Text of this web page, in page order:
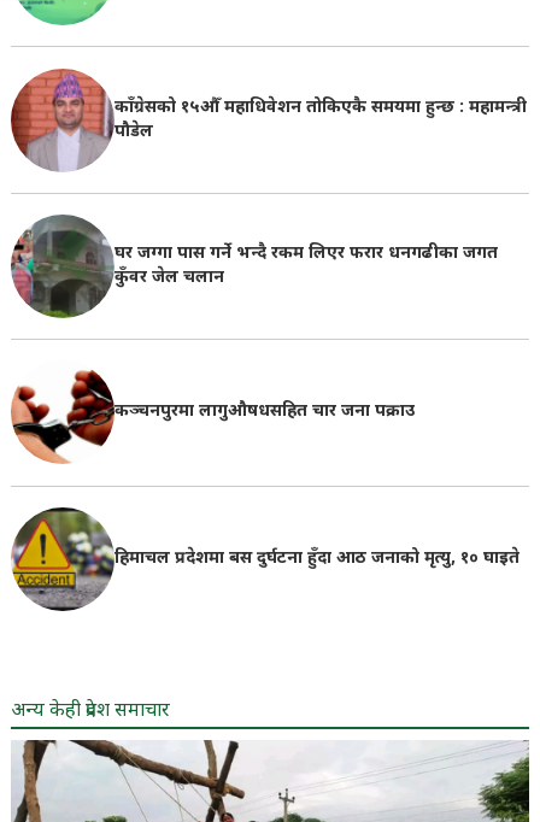
काँग्रेसको १५औँ महाधिवेशन तोकिएकै समयमा हुन्छ : महामन्त्री
पौडेल
घर जग्गा पास गर्ने भन्दै रकम लिएर फरार धनगढीका जगत
कुँवर जेल चलान
कञ्चनपुरमा लागुऔषधसहित चार जना पक्राउ
हिमाचल प्रदेशमा बस दुर्घटना हुँदा आठ जनाको मृत्यु, १० घाइते
अन्य केही प्रदेश समाचार